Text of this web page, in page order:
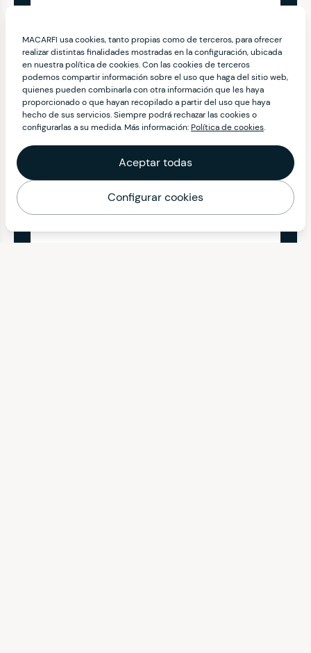
MACARFI usa cookies, tanto propias como de terceros, para ofrecer
realizar distintas finalidades mostradas en la configuración, ubicada
en nuestra política de cookies. Con las cookies de terceros
podemos compartir información sobre el uso que haga del sitio web,
quienes pueden combinarla con otra información que les haya
proporcionado o que hayan recopilado a partir del uso que haya
hecho de sus servicios. Siempre podrá rechazar las cookies o
configurarlas a su medida. Más información:Política de cookies.
Aceptar todas
Configurar cookies